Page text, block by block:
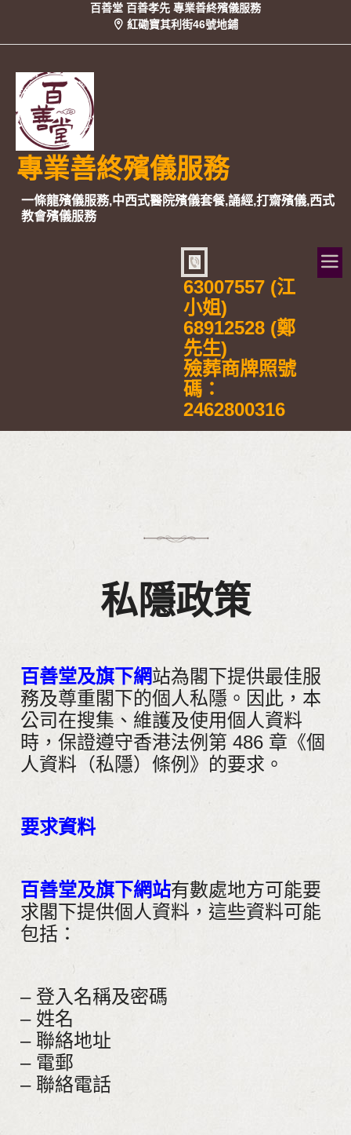
百善堂 百善孝先 專業善終殯儀服務
紅磡寶其利街46號地鋪
專業善終殯儀服務
一條龍殯儀服務,中西式醫院殯儀套餐,誦經,打齋殯儀,西式
教會殯儀服務
63007557 (江
小姐)
68912528 (鄭
先生)
殮葬商牌照號
碼：
2462800316
私隱政策
百善堂及旗下網站為閣下提供最佳服
務及尊重閣下的個人私隱。因此，本
公司在搜集、維護及使用個人資料
時，保證遵守香港法例第 486 章《個
人資料（私隱）條例》的要求。
要求資料
百善堂及旗下網站有數處地方可能要
求閣下提供個人資料，這些資料可能
包括：
– 登入名稱及密碼
– 姓名
– 聯絡地址
– 電郵
– 聯絡電話